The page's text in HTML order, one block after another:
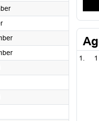
2016
2016
2016
2016
1